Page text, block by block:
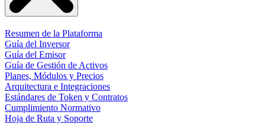
Resumen de la Plataforma
Guía del Inversor
Guía del Emisor
Guía de Gestión de Activos
Planes, Módulos y Precios
Arquitectura e Integraciones
Estándares de Token y Contratos
Cumplimiento Normativo
Hoja de Ruta y Soporte